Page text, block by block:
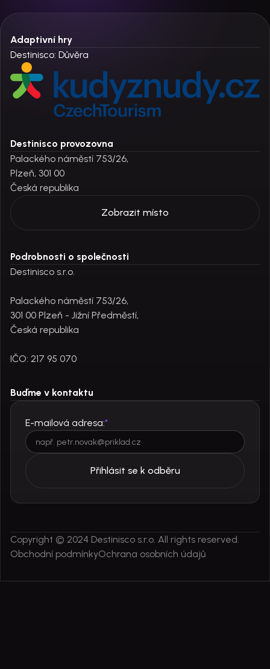
Adaptivní hry
Destinisco: Důvěra
Buďme v kontaktu
E-mailová adresa:*
Destinisco provozovna
Palackého náměstí 753/26,
Plzeň, 301 00
Česká republika
Zobrazit místo
Podrobnosti o společnosti
Destinisco s.r.o.
Palackého náměstí 753/26,
301 00 Plzeň - Jižní Předměstí,
Česká republika
IČO: 217 95 070
Copyright © 2024 Destinisco s.r.o. All rights reserved.
Obchodní podmínkyOchrana osobních údajů